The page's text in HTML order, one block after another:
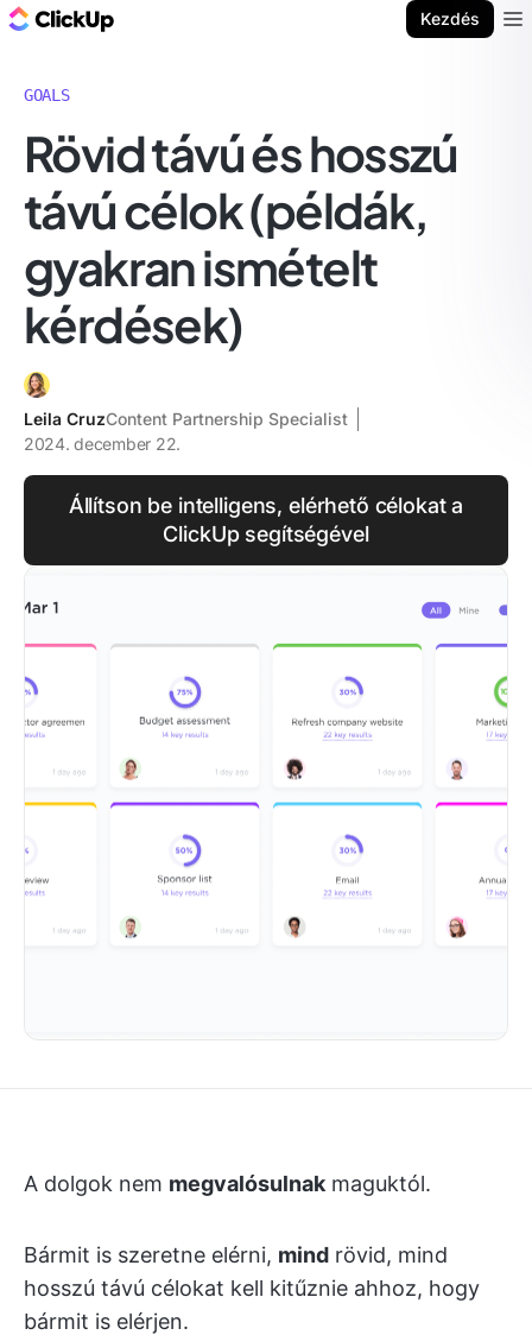
Kezdés
GOALS
Rövid távú és hosszú
távú célok (példák,
gyakran ismételt
kérdések)
Leila CruzContent Partnership Specialist
2024. december 22.
Állítson be intelligens, elérhető célokat a
ClickUp segítségével
A dolgok nem megvalósulnak maguktól.
Bármit is szeretne elérni, mind rövid, mind
hosszú távú célokat kell kitűznie ahhoz, hogy
bármit is elérjen.